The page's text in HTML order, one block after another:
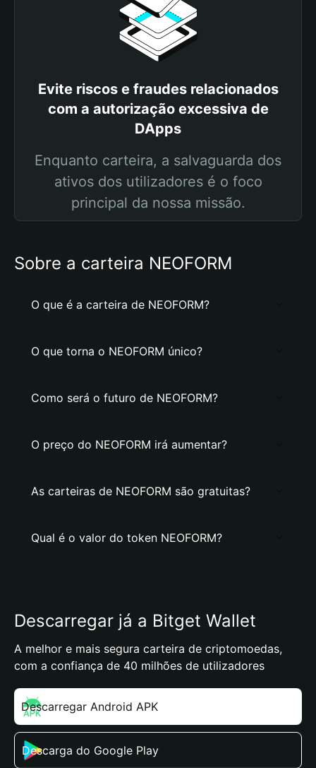
Evite riscos e fraudes relacionados
com a autorização excessiva de
DApps
Enquanto carteira, a salvaguarda dos
ativos dos utilizadores é o foco
principal da nossa missão.
Sobre a carteira NEOFORM
O que é a carteira de NEOFORM?
O que torna o NEOFORM único?
Como será o futuro de NEOFORM?
O preço do NEOFORM irá aumentar?
As carteiras de NEOFORM são gratuitas?
Qual é o valor do token NEOFORM?
Descarregar já a Bitget Wallet
A melhor e mais segura carteira de criptomoedas,
com a confiança de 40 milhões de utilizadores
Descarregar Android APK
Descarga do Google Play